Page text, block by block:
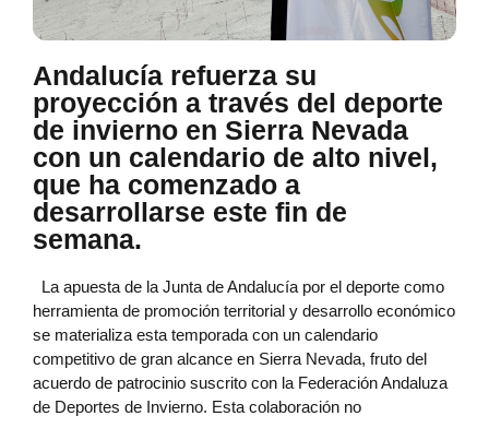
Andalucía refuerza su
proyección a través del deporte
de invierno en Sierra Nevada
con un calendario de alto nivel,
que ha comenzado a
desarrollarse este fin de
semana.
La apuesta de la Junta de Andalucía por el deporte como
herramienta de promoción territorial y desarrollo económico
se materializa esta temporada con un calendario
competitivo de gran alcance en Sierra Nevada, fruto del
acuerdo de patrocinio suscrito con la Federación Andaluza
de Deportes de Invierno. Esta colaboración no